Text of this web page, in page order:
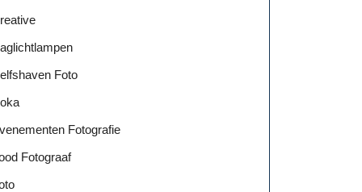
Foto
Fotografie
Fotograaf